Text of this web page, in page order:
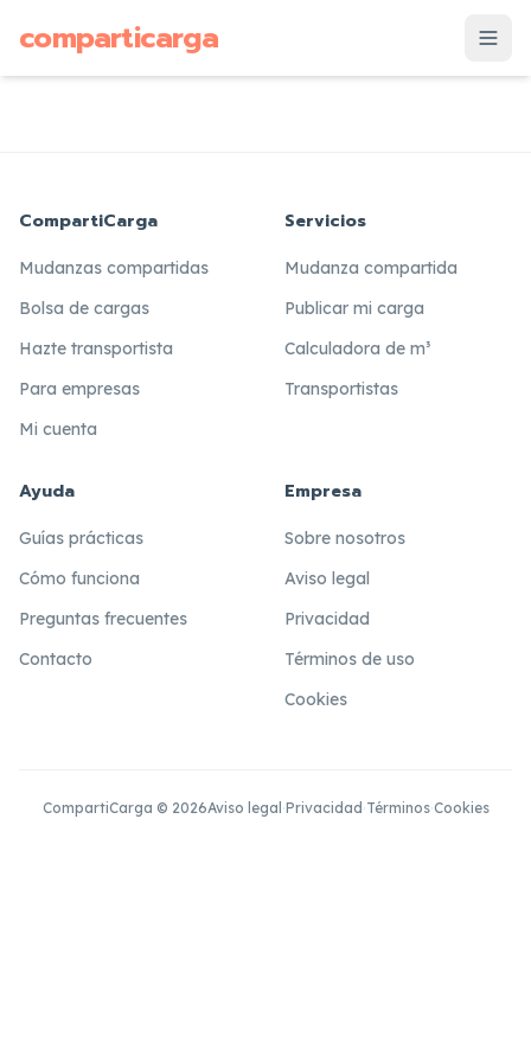
comparticarga
CompartiCarga
Mudanzas compartidas
Bolsa de cargas
Hazte transportista
Para empresas
Mi cuenta
Servicios
Mudanza compartida
Publicar mi carga
Calculadora de m³
Transportistas
Ayuda
Guías prácticas
Cómo funciona
Preguntas frecuentes
Contacto
Empresa
Sobre nosotros
Aviso legal
Privacidad
Términos de uso
Cookies
CompartiCarga © 2026Aviso legal ·Privacidad ·Términos·Cookies